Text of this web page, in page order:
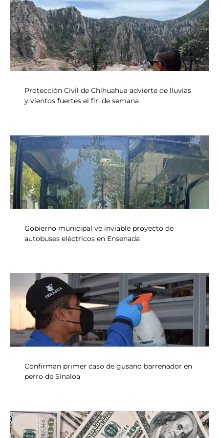
Protección Civil de Chihuahua advierte de lluvias
y vientos fuertes el fin de semana
Gobierno municipal ve inviable proyecto de
autobuses eléctricos en Ensenada
Confirman primer caso de gusano barrenador en
perro de Sinaloa